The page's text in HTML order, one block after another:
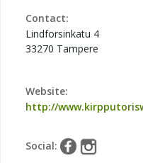
Contact:
Lindforsinkatu 4
33270 Tampere
Website:
http://
Social: